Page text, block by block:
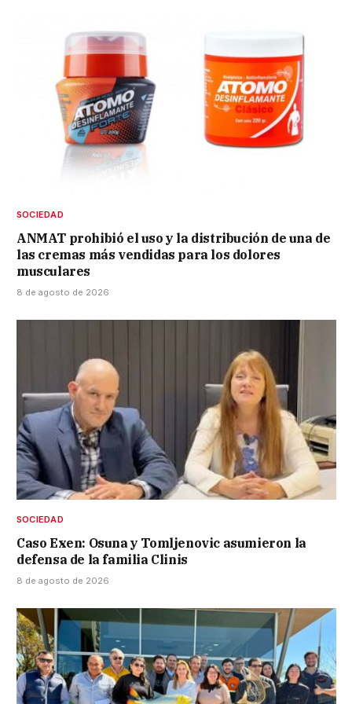
SOCIEDAD
ANMAT prohibió el uso y la distribución de una de
las cremas más vendidas para los dolores
musculares
8 de agosto de 2026
SOCIEDAD
Caso Exen: Osuna y Tomljenovic asumieron la
defensa de la familia Clinis
8 de agosto de 2026